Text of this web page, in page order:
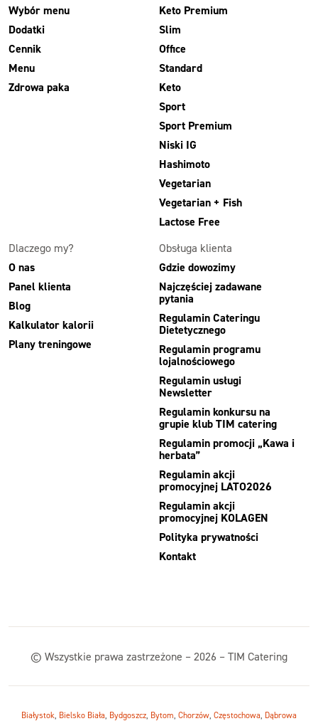
Wybór menu
Dodatki
Cennik
Menu
Zdrowa paka
Keto Premium
Slim
Office
Standard
Keto
Sport
Sport Premium
Niski IG
Hashimoto
Vegetarian
Vegetarian + Fish
Lactose Free
Dlaczego my?
O nas
Panel klienta
Blog
Kalkulator kalorii
Plany treningowe
Obsługa klienta
Gdzie dowozimy
Najczęściej zadawane
pytania
Regulamin Cateringu
Dietetycznego
Regulamin programu
lojalnościowego
Regulamin usługi
Newsletter
Regulamin konkursu na
grupie klub TIM catering
Regulamin promocji „Kawa i
herbata”
Regulamin akcji
promocyjnej LATO2026
Regulamin akcji
promocyjnej KOLAGEN
Polityka prywatności
Kontakt
© Wszystkie prawa zastrzeżone – 2026 – TIM Catering
Białystok, Bielsko Biała, Bydgoszcz, Bytom, Chorzów, Częstochowa, Dąbrowa